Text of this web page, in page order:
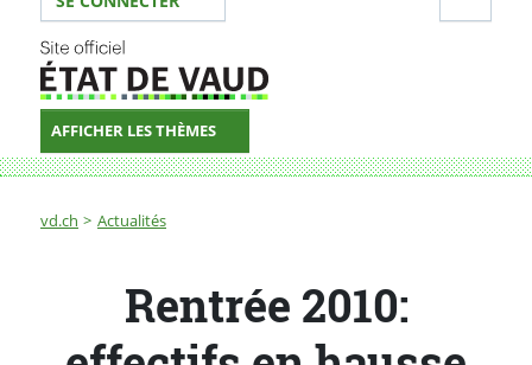
AFFICHER LES THÈMES
Fil d'Ariane
vd.ch Actualités
Rentrée 2010: effectifs en hausse et harmonisation
Rentrée 2010: